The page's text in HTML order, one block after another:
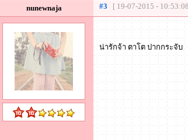
nunewnaja #3 [ 19-07-2015 -
น่ารักจ้า ตาโต ปากกระจับ